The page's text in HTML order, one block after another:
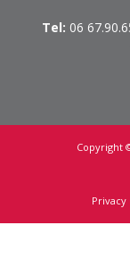
Tel: 06
Copyright
Privacy